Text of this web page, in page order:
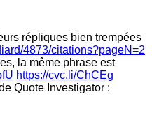
répliques bien trempées
4873/citations?pageN=2
la même phrase est
https://cvc.li/ChCEg
Quote Investigator :